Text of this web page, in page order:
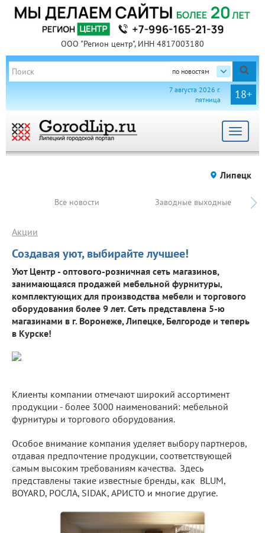
ООО "Регион центр", ИНН 4817003180
по новостям
18+
7 августа 2026 г.
пятница
Toggle
Липецк
Все новости Заводные выходные
Создавая уют, выбирайте лучшее!
Акции
Уют Центр - оптового-розничная сеть магазинов,
занимающаяся продажей мебельной фурнитуры,
комплектующих для производства мебели и торгового
оборудования более 9 лет. Сеть представлена 5-ю
магазинами в г. Воронеже, Липецке, Белгороде и теперь
в Курске!
Клиенты компании отмечают широкий ассортимент
продукции - более 3000 наименований: мебельной
фурнитуры и торгового оборудования.
Особое внимание компания уделяет выбору партнеров,
отдавая предпочтение продукции, соответствующей
самым высоким требованиям качества. Здесь
представлены такие известные бренды, как BLUM,
BOYARD, РОСЛА, SIDAK, АРИСТО и многие другие.